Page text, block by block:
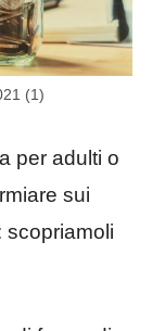
(1)
per adulti o
sui
scopriamoli